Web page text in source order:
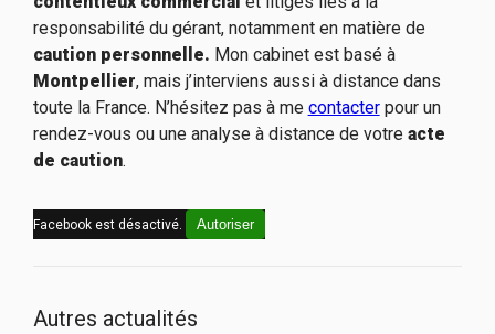
responsabilité du gérant, notamment en matière de
caution personnelle. Mon cabinet est basé à
Montpellier, mais j’interviens aussi à distance dans
toute la France. N’hésitez pas à me contacterpour un
rendez-vous ou une analyse à distance de votre acte
de caution.
Facebook est désactivé. Autoriser
Autres actualités